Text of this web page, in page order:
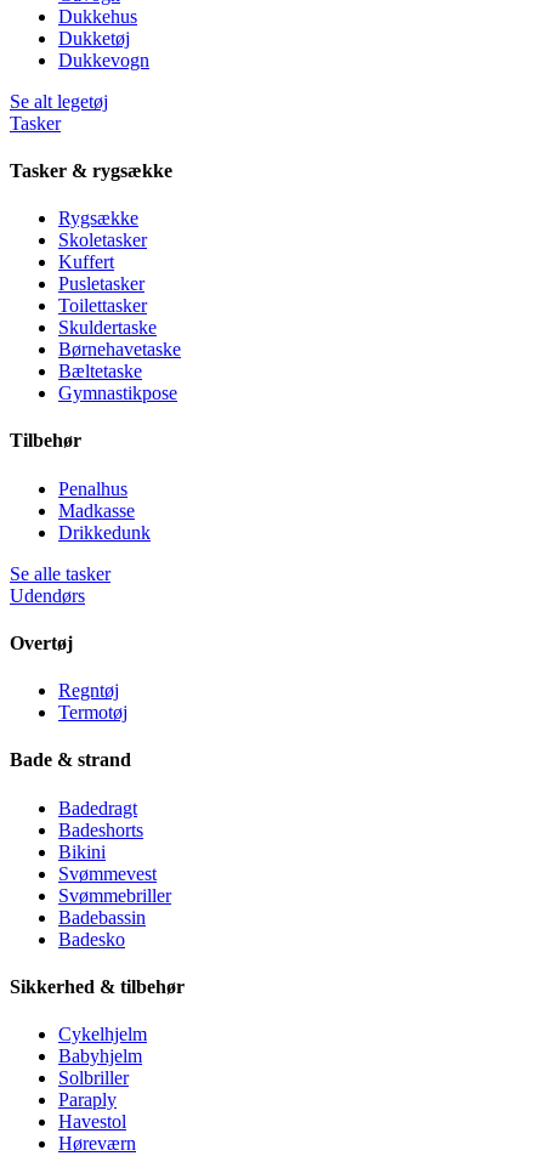
Dukkehus
Dukketøj
Dukkevogn
Se alt legetøj
Tasker
Tasker & rygsække
Rygsække
Skoletasker
Kuffert
Pusletasker
Toilettasker
Skuldertaske
Børnehavetaske
Bæltetaske
Gymnastikpose
Tilbehør
Penalhus
Madkasse
Drikkedunk
Se alle tasker
Udendørs
Overtøj
Regntøj
Termotøj
Bade & strand
Badedragt
Badeshorts
Bikini
Svømmevest
Svømmebriller
Badebassin
Badesko
Sikkerhed & tilbehør
Cykelhjelm
Babyhjelm
Solbriller
Paraply
Havestol
Høreværn